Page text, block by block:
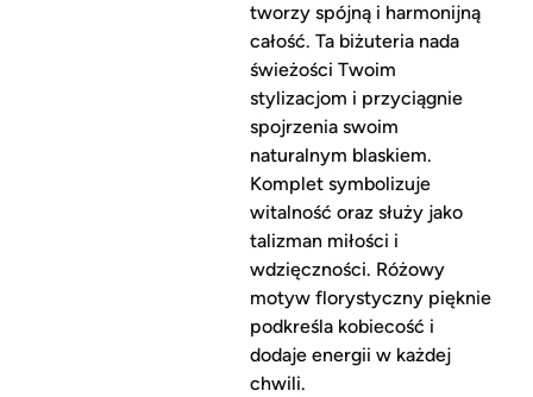
tworzy spójną i harmonijną
całość. Ta biżuteria nada
świeżości Twoim
stylizacjom i przyciągnie
spojrzenia swoim
naturalnym blaskiem.
Komplet symbolizuje
witalność oraz służy jako
talizman miłości i
wdzięczności. Różowy
motyw florystyczny pięknie
podkreśla kobiecość i
dodaje energii w każdej
chwili.